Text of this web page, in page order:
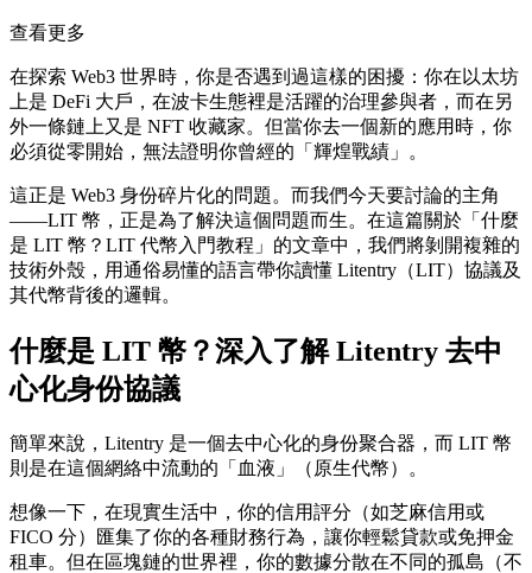
查看更多
在探索 Web3 世界時，你是否遇到過這樣的困擾：你在以太坊
上是 DeFi 大戶，在波卡生態裡是活躍的治理參與者，而在另
外一條鏈上又是 NFT 收藏家。但當你去一個新的應用時，你
必須從零開始，無法證明你曾經的「輝煌戰績」。
這正是 Web3 身份碎片化的問題。而我們今天要討論的主角
——LIT 幣，正是為了解決這個問題而生。在這篇關於「什麼
是 LIT 幣？LIT 代幣入門教程」的文章中，我們將剝開複雜的
技術外殼，用通俗易懂的語言帶你讀懂 Litentry（LIT）協議及
其代幣背後的邏輯。
什麼是 LIT 幣？深入了解 Litentry 去中
心化身份協議
簡單來說， Litentry 是一個去中心化的身份聚合器 ，而 LIT 幣
則是在這個網絡中流動的「血液」（原生代幣）。
想像一下，在現實生活中，你的信用評分（如芝麻信用或
FICO 分）匯集了你的各種財務行為，讓你輕鬆貸款或免押金
租車。但在區塊鏈的世界裡，你的數據分散在不同的孤島（不